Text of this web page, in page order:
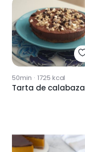
50min · 1725 kcal
Tarta de calabaza